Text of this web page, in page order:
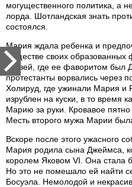
могущественного политика, а
лорда. Шотландская знать
состоялся.
Мария ждала ребенка и
обществе своих образованных
друзей, где ее фаворитом
протестанты ворвались через
Холируд, где ужинали Мария и
изрублен на куски, в то время
Марию за руки. Кровавое пятно
Месть второго мужа Марии
Вскоре после этого ужасного
Мария родила сына Джеймса,
королем Яковом VI. Она стала
Но это не помешало ей найти
Босуэла. Немолодой и